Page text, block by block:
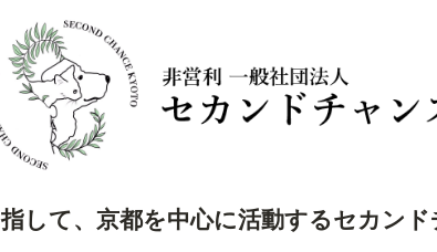
して、京都を中心に活動するセカン